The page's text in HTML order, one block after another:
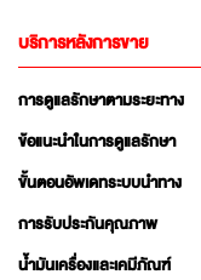
บริการหลังการขาย
การดูแลรักษาตามระยะทาง
ข้อแนะนำในการดูแลรักษา
ขั้นตอนอัพเดทระบบนำทาง
การรับประกันคุณภาพ
น้ำมันเครื่องและเคมีภัณฑ์